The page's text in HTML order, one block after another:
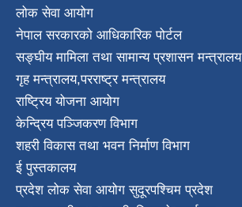
लोक सेवा आयोग
नेपाल सरकारको आधिकारिक पोर्टल
सङ्घीय मामिला तथा सामान्य प्रशासन मन्त्रालय
गृह मन्त्रालय,परराष्ट्र मन्त्रालय
राष्ट्रिय योजना आयोग
केन्द्रिय पञ्जिकरण विभाग
शहरी विकास तथा भवन निर्माण विभाग
ई पुस्तकालय
प्रदेश लोक सेवा आयोग सुदूरपश्चिम प्रदेश